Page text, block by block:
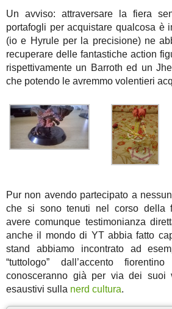
Un avviso: attraversare la fiera
portafogli per acquistare qualcosa è
(io e Hyrule per la precisione) ne
recuperare delle fantastiche action
rispettivamente un Barroth ed un
che potendo le avremmo volentieri
Pur non avendo partecipato a
che si sono tenuti nel corso della
avere comunque testimonianza
anche il mondo di YT abbia fatto
stand abbiamo incontrato ad
“tuttologo” dall’accento
conosceranno già per via dei suoi
esaustivi sulla nerd cultura.